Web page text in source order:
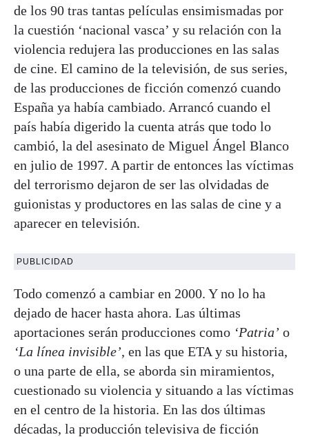
de los 90 tras tantas películas ensimismadas por
la cuestión ‘nacional vasca’ y su relación con la
violencia redujera las producciones en las salas
de cine. El camino de la televisión, de sus series,
de las producciones de ficción comenzó cuando
España ya había cambiado. Arrancó cuando el
país había digerido la cuenta atrás que todo lo
cambió, la del asesinato de Miguel Ángel Blanco
en julio de 1997. A partir de entonces las víctimas
del terrorismo dejaron de ser las olvidadas de
guionistas y productores en las salas de cine y a
aparecer en televisión.
PUBLICIDAD
Todo comenzó a cambiar en 2000. Y no lo ha
dejado de hacer hasta ahora. Las últimas
aportaciones serán producciones como ‘Patria’ o
‘La línea invisible’, en las que ETA y su historia,
o una parte de ella, se aborda sin miramientos,
cuestionado su violencia y situando a las víctimas
en el centro de la historia. En las dos últimas
décadas, la producción televisiva de ficción